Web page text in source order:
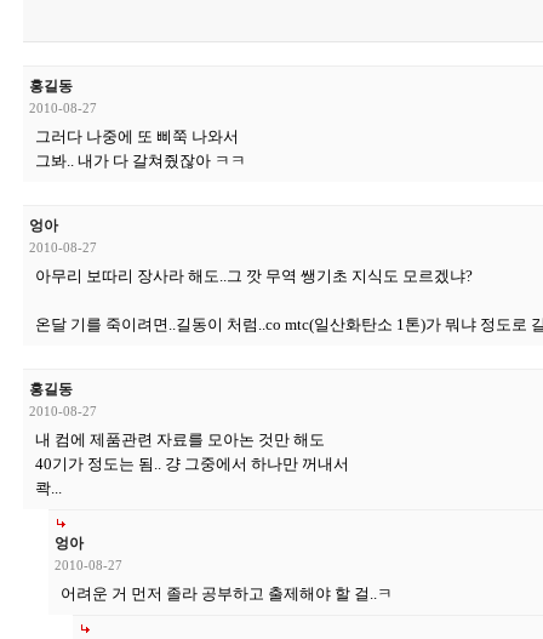
홍길동
2010-08-27
그러다 나중에 또 삐쭉 나와서
그봐.. 내가 다 갈쳐줬잖아 ㅋㅋ
엉아
2010-08-27
아무리 보따리 장사라 해도..그 깟 무역 쌩기초 지식도 모르겠냐?
온달 기를 죽이려면..길동이 처럼..co mtc(일산화탄소 1톤)가 뭐냐 정도로
홍길동
2010-08-27
내 컴에 제품관련 자료를 모아논 것만 해도
40기가 정도는 됨.. 걍 그중에서 하나만 꺼내서
콱...
엉아
2010-08-27
어려운 거 먼저 졸라 공부하고 출제해야 할 걸..ㅋ